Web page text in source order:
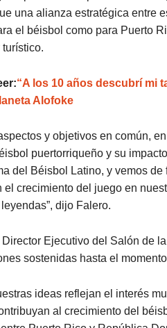
una alianza estratégica entre
el béisbol como para Puerto
“A los 10 años descubrí mi
Alofoke
y objetivos en común,
puertorriqueño y su
del Béisbol Latino, y vemos
el crecimiento del juego en
dijo Falero.
Ejecutivo del Salón de
sostenidas hasta el
ideas reflejan el interés
al crecimiento del